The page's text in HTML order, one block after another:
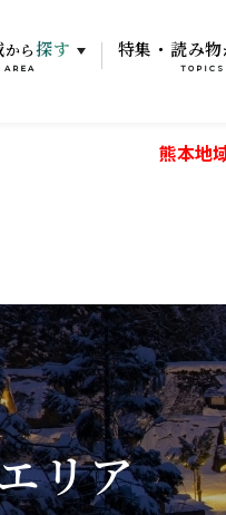
から 探す
AREA
特集・読み物
TOPICS
熊本地
リア